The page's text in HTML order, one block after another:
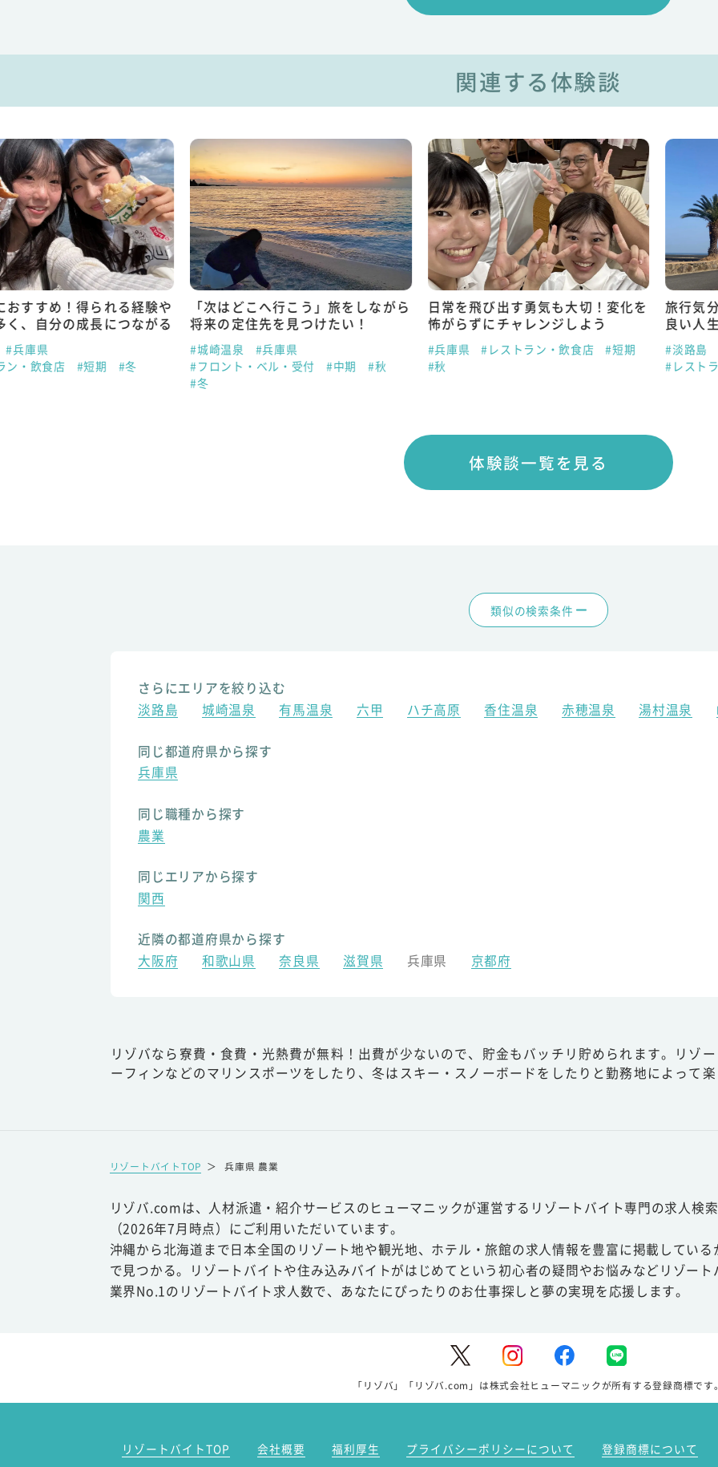
関連する体験談
おすすめ！得られる経験や
く、自分の成長につながる
#兵庫県
ン・飲食店
#短期 #冬
「次はどこへ行こう」旅をしながら
将来の定住先を見つけたい！
#城崎温泉
#兵庫県
#フロント・ベル・受付
#中期
#秋
#冬
日常を飛び出す勇気も大切！変化を
怖がらずにチャレンジしよう
#兵庫県 #レストラン・飲食店
#短期
#秋
旅行気
良い人
#淡路島
#レスト
体験談一覧を見る
類似の検索条件
さらにエリアを絞り込む
淡路島
城崎温泉 有馬温泉 六甲 ハチ高原 香住温泉 赤穂温泉 湯村温泉
同じ都道府県から探す
兵庫県
同じ職種から探す
農業
同じエリアから探す
関西
近隣の都道府県から探す
大阪府
和歌山県 奈良県 滋賀県 兵庫県 京都府
リゾバなら寮費・食費・光熱費が無料！出費が少ないので、貯金もバッチリ貯められます。リゾ
ーフィンなどのマリンスポーツをしたり、冬はスキー・スノーボードをしたりと勤務地によって
リゾートバイトTOP ＞ 兵庫県 農業
リゾバ.comは、人材派遣・紹介サービスのヒューマニックが運営するリゾートバイト専門の求人検
（2026年7月時点）にご利用いただいています。
沖縄から北海道まで日本全国のリゾート地や観光地、ホテル・旅館の求人情報を豊富に掲載してい
で見つかる。リゾートバイトや住み込みバイトがはじめてという初心者の疑問やお悩みなどリゾー
業界No.1のリゾートバイト求人数で、あなたにぴったりのお仕事探しと夢の実現を応援します。
「リゾバ」「リゾバ.com」は株式会社ヒューマニックが所有する登録商標です
リゾートバイトTOP 会社概要 福利厚生 プライバシーポリシーについて
登録商標について